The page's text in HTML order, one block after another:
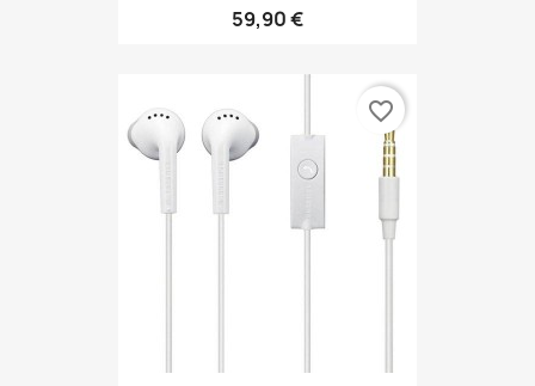
59,90 €
favorite_border